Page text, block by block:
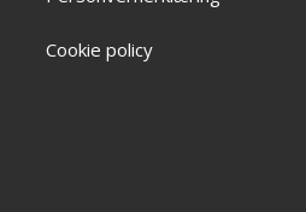
Cookie policy